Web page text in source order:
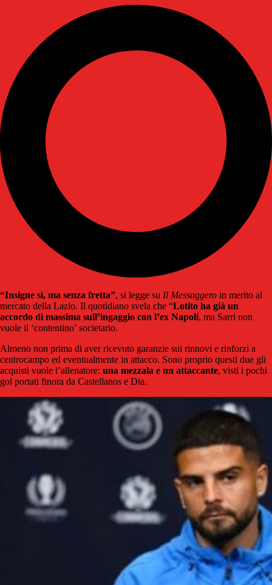
“Insigne sì, ma senza fretta”, si legge su Il Messaggero in merito al
mercato della Lazio. Il quotidiano svela che “Lotito ha già un
accordo di massima sull’ingaggio con l’ex Napoli, ma Sarri non
vuole il ‘contentino’ societario.
Almeno non prima di aver ricevuto garanzie sui rinnovi e rinforzi a
centrocampo ed eventualmente in attacco. Sono proprio questi due gli
acquisti vuole l’allenatore: una mezzala e un attaccante, visti i pochi
gol portati finora da Castellanos e Dia.